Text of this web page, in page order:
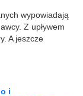
wypowiadają
Z upływem
A jeszcze
i